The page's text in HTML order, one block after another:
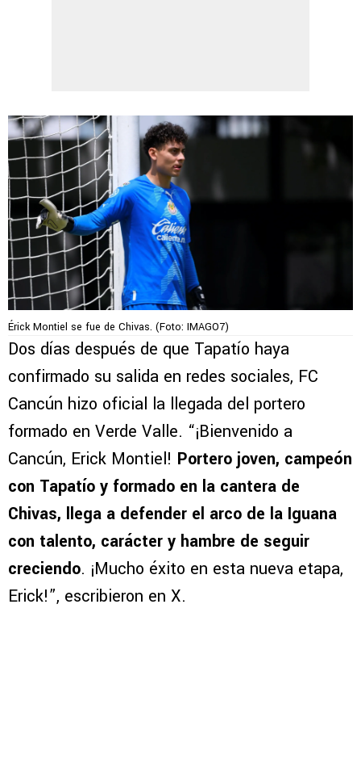
Érick Montiel se fue de Chivas. (Foto: IMAGO7)
Dos días después de que Tapatío haya
confirmado su salida en redes sociales, FC
Cancún hizo oficial la llegada del portero
formado en Verde Valle. “¡Bienvenido a
Cancún, Erick Montiel! Portero joven, campeón
con Tapatío y formado en la cantera de
Chivas, llega a defender el arco de la Iguana
con talento, carácter y hambre de seguir
creciendo. ¡Mucho éxito en esta nueva etapa,
Erick!”, escribieron en X.